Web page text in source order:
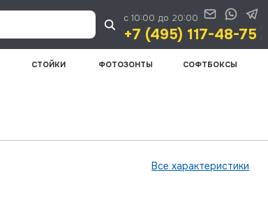
с 10:00 до 20:00
+7 (495) 117-48-75
СТОЙКИ ФОТОЗОНТЫ СОФТБОКСЫ
Все характеристики